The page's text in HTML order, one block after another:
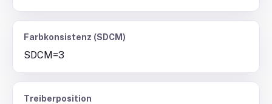
Farbkonsistenz (SDCM)
SDCM=3
Treiberposition